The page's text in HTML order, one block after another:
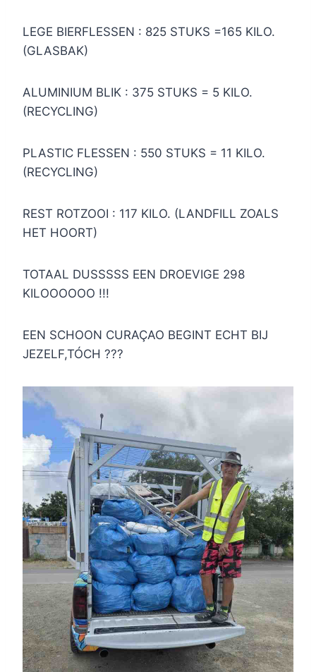
LEGE BIERFLESSEN : 825 STUKS =165 KILO.
(GLASBAK)
ALUMINIUM BLIK : 375 STUKS = 5 KILO.
(RECYCLING)
PLASTIC FLESSEN : 550 STUKS = 11 KILO.
(RECYCLING)
REST ROTZOOI : 117 KILO. (LANDFILL ZOALS
HET HOORT)
TOTAAL DUSSSSS EEN DROEVIGE 298
KILOOOOOO !!!
EEN SCHOON CURAÇAO BEGINT ECHT BIJ
JEZELF,TÓCH ???